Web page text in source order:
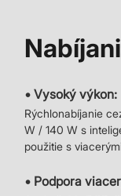
• Vysoký výkon:
Rýchlonabíjanie
W / 140 W s
použitie s
• Podpora